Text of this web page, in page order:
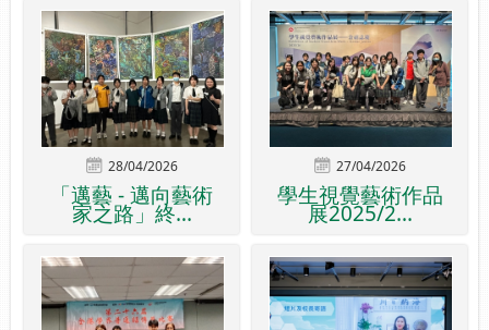
28/04/2026
「邁藝 - 邁向藝術
家之路」終...
27/04/2026
學生視覺藝術作品
展2025/2...